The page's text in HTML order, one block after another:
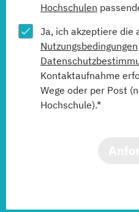
Hochschulen
Ja, ich akzeptiere die
Nutzungsbedingungen
Kontaktaufnahme
Wege oder per Post
Hochschule).*